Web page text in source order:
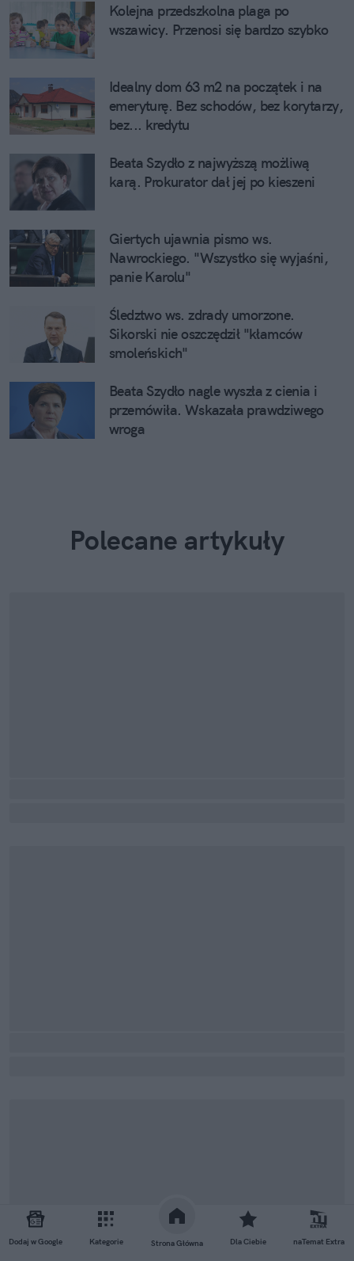
Dodaj w Google Kategorie Strona Główna Dla Ciebie naTemat Extra
Kolejna przedszkolna plaga po
wszawicy. Przenosi się bardzo szybko
Idealny dom 63 m2 na początek i na
emeryturę. Bez schodów, bez korytarzy,
bez... kredytu
Beata Szydło z najwyższą możliwą
karą. Prokurator dał jej po kieszeni
Giertych ujawnia pismo ws.
Nawrockiego. "Wszystko się wyjaśni,
panie Karolu"
Śledztwo ws. zdrady umorzone.
Sikorski nie oszczędził "kłamców
smoleńskich"
Beata Szydło nagle wyszła z cienia i
przemówiła. Wskazała prawdziwego
wroga
Polecane artykuły